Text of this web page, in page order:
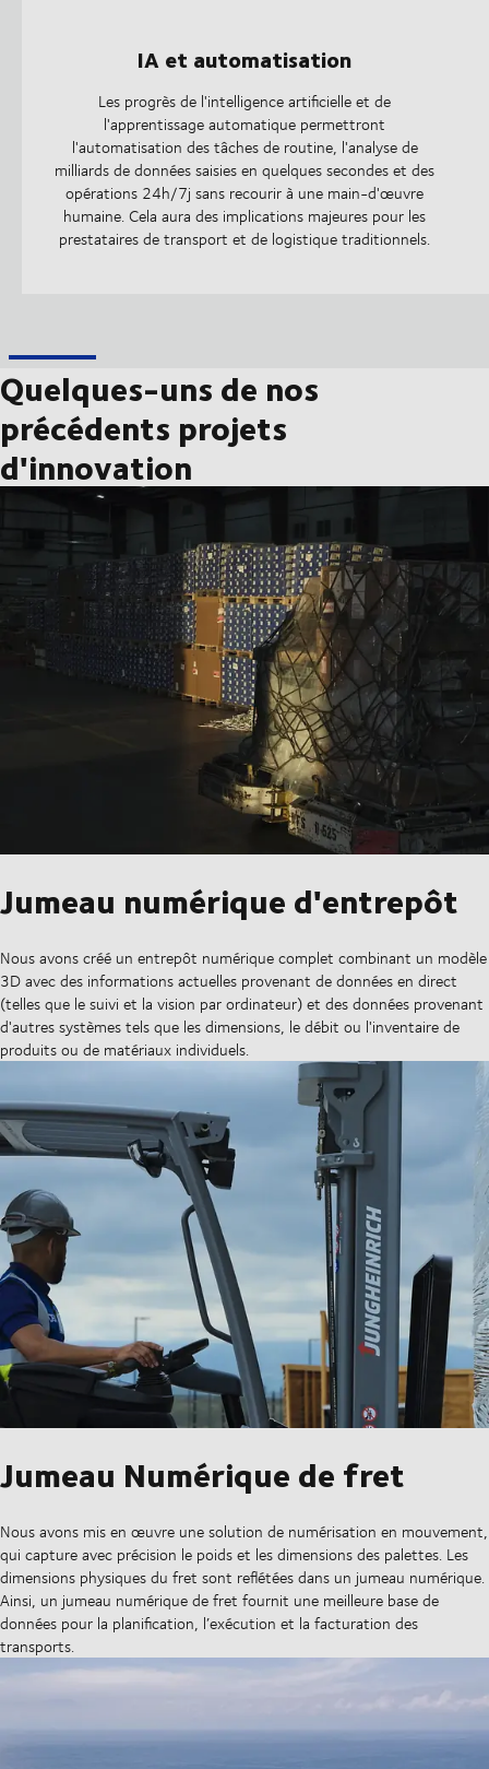
IA et automatisation
Les progrès de l'intelligence artificielle et de
l'apprentissage automatique permettront
l'automatisation des tâches de routine, l'analyse de
milliards de données saisies en quelques secondes et des
opérations 24h/7j sans recourir à une main-d'œuvre
humaine. Cela aura des implications majeures pour les
prestataires de transport et de logistique traditionnels.
Quelques-uns de nos
précédents projets
d'innovation
Jumeau numérique d'entrepôt
Nous avons créé un entrepôt numérique complet combinant un modèle
3D avec des informations actuelles provenant de données en direct
(telles que le suivi et la vision par ordinateur) et des données provenant
d'autres systèmes tels que les dimensions, le débit ou l'inventaire de
produits ou de matériaux individuels.
Jumeau Numérique de fret
Nous avons mis en œuvre une solution de numérisation en mouvement,
qui capture avec précision le poids et les dimensions des palettes. Les
dimensions physiques du fret sont reflétées dans un jumeau numérique.
Ainsi, un jumeau numérique de fret fournit une meilleure base de
données pour la planification, l’exécution et la facturation des
transports.